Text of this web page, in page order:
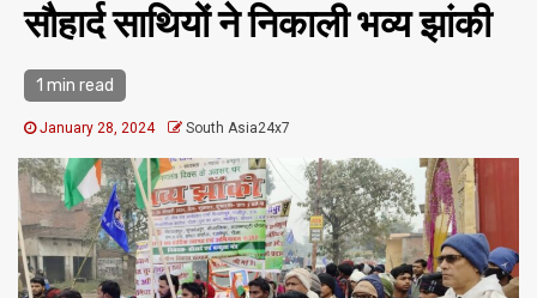
सौहार्द साथियों ने निकाली भव्य झांकी
1 min read
January 28, 2024 South Asia24x7